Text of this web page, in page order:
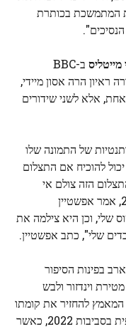
המתמשכת בכותרת
מייטליס ב-BBC
שידרה ראיון הרה אסון מיידי,
אלא לשני שידורים
של התמונה שלו
להוכיח אם התצלום
הזה צולם אי
פעם". אבל בפרטיות, באימייל אחר מ-2011, אמר אפשטיין
שלי, וכן היא צילמה את
שלי", כתב אפשטיין.
בפינות הסיפור
וינדזור ולבש
המאמץ להחזיר את קומתו
בעין הציבור פג בסופו של דבר – ונפסק סופית בסביבות 2022, כאשר